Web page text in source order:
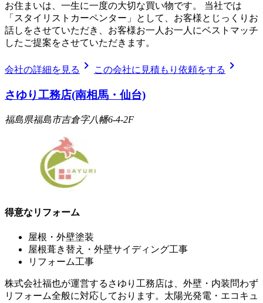
お住まいは、一生に一度の大切な買い物です。 当社では
「スタイリストカーペンター」として、お客様とじっくりお
話しをさせていただき、お客様お一人お一人にベストマッチ
したご提案をさせていただきます。
会社の詳細を見る chevron_right この会社に見積もり依頼をする chevron_right
さゆり工務店(南相馬・仙台)
福島県福島市吉倉字八幡6-4-2F
得意なリフォーム
屋根・外壁塗装
屋根葺き替え・外壁サイディング工事
リフォーム工事
株式会社福也が運営するさゆり工務店は、外壁・内装問わず
リフォーム全般に対応しております。太陽光発電・エコキュ